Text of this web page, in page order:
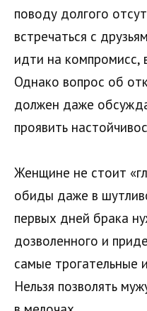
поводу долгого
встречаться с
идти на компромисс,
Однако вопрос об
должен даже
проявить
Женщине не стоит
обиды даже в
первых дней брака
дозволенного и
самые
Нельзя позволять